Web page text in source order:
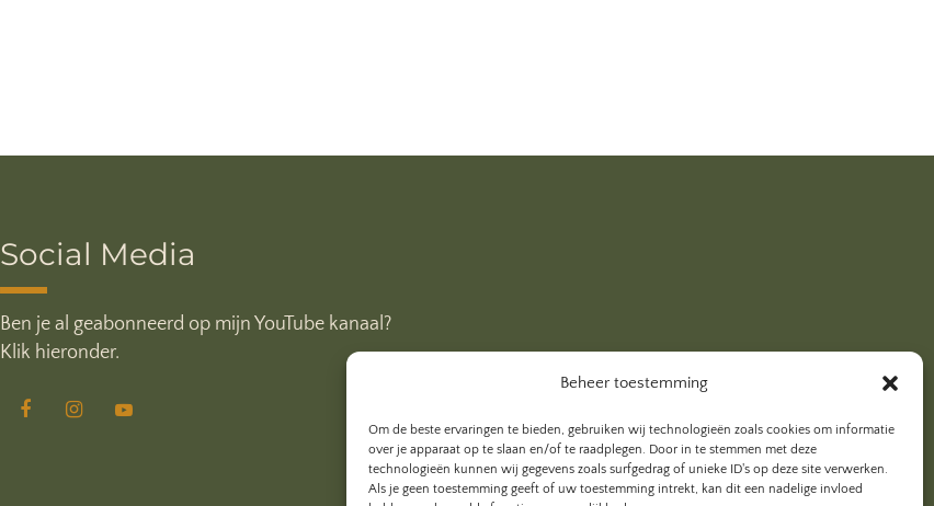
Beheer toestemming
Om de beste ervaringen te bieden, gebruiken wij technologieën zoals cookies om informatie
over je apparaat op te slaan en/of te raadplegen. Door in te stemmen met deze
technologieën kunnen wij gegevens zoals surfgedrag of unieke ID's op deze site verwerken.
Als je geen toestemming geeft of uw toestemming intrekt, kan dit een nadelige invloed
Social Media
Ben je al geabonneerd op mijn YouTube kanaal?
Klik hieronder.